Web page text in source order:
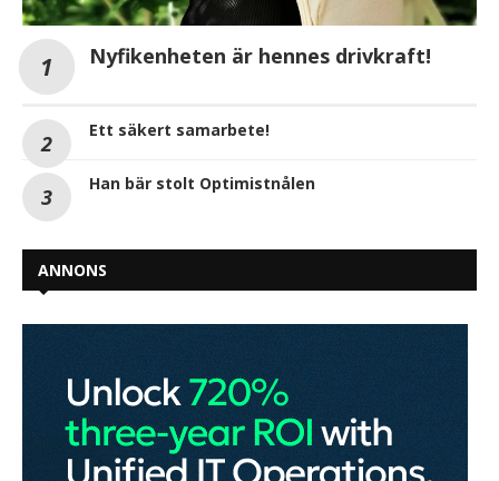
Nyfikenheten är hennes drivkraft!
Ett säkert samarbete!
Han bär stolt Optimistnålen
ANNONS